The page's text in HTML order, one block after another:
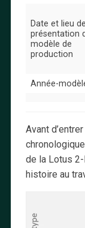
Date et lieu de
présentation
modèle de
production
Année-
Avant
de la Lotus
histoire au